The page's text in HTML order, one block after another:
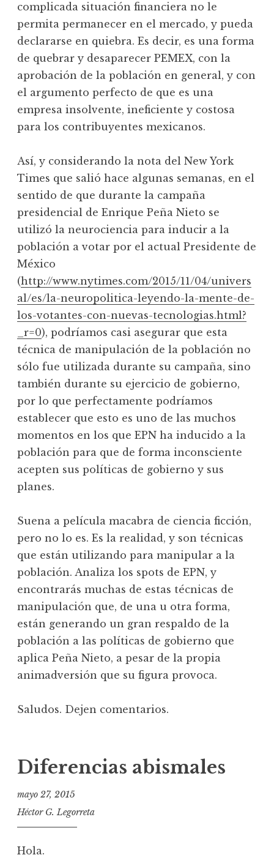
complicada situación financiera no le
permita permanecer en el mercado, y pueda
declararse en quiebra. Es decir, es una forma
de quebrar y desaparecer PEMEX, con la
aprobación de la población en general, y con
el argumento perfecto de que es una
empresa insolvente, ineficiente y costosa
para los contribuyentes mexicanos.
Así, y considerando la nota del New York
Times que salió hace algunas semanas, en el
sentido de que durante la campaña
presidencial de Enrique Peña Nieto se
utilizó la neurociencia para inducir a la
población a votar por el actual Presidente de
México
(http://www.nytimes.com/2015/11/04/univers
al/es/la-neuropolitica-leyendo-la-mente-de-
los-votantes-con-nuevas-tecnologias.html?
_r=0), podríamos casi asegurar que esta
técnica de manipulación de la población no
sólo fue utilizada durante su campaña, sino
también durante su ejercicio de gobierno,
por lo que perfectamente podríamos
establecer que esto es uno de las muchos
momentos en los que EPN ha inducido a la
población para que de forma inconsciente
acepten sus políticas de gobierno y sus
planes.
Suena a película macabra de ciencia ficción,
pero no lo es. Es la realidad, y son técnicas
que están utilizando para manipular a la
población. Analiza los spots de EPN, y
encontrarás muchas de estas técnicas de
manipulación que, de una u otra forma,
están generando un gran respaldo de la
población a las políticas de gobierno que
aplica Peña Nieto, a pesar de la propia
animadversión que su figura provoca.
Saludos. Dejen comentarios.
Diferencias abismales
mayo 27, 2015
Héctor G. Legorreta
Hola.